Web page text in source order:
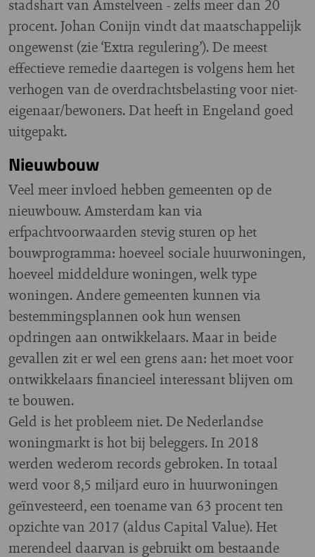
stadshart van Amstelveen - zelfs meer dan 20
procent. Johan Conijn vindt dat maatschappelijk
ongewenst (zie ‘Extra regulering’). De meest
effectieve remedie daartegen is volgens hem het
verhogen van de overdrachtsbelasting voor niet-
eigenaar/bewoners. Dat heeft in Engeland goed
uitgepakt.
Nieuwbouw
Veel meer invloed hebben gemeenten op de
nieuwbouw. Amsterdam kan via
erfpachtvoorwaarden stevig sturen op het
bouwprogramma: hoeveel sociale huurwoningen,
hoeveel middeldure woningen, welk type
woningen. Andere gemeenten kunnen via
bestemmingsplannen ook hun wensen
opdringen aan ontwikkelaars. Maar in beide
gevallen zit er wel een grens aan: het moet voor
ontwikkelaars financieel interessant blijven om
te bouwen.
Geld is het probleem niet. De Nederlandse
woningmarkt is hot bij beleggers. In 2018
werden wederom records gebroken. In totaal
werd voor 8,5 miljard euro in huurwoningen
geïnvesteerd, een toename van 63 procent ten
opzichte van 2017 (aldus Capital Value). Het
merendeel daarvan is gebruikt om bestaande